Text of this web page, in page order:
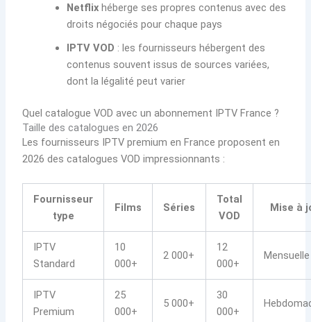
Netflix héberge ses propres contenus avec des
droits négociés pour chaque pays
IPTV VOD : les fournisseurs hébergent des
contenus souvent issus de sources variées,
dont la légalité peut varier
Quel catalogue VOD avec un abonnement IPTV France ?
Taille des catalogues en 2026
Les fournisseurs IPTV premium en France proposent en
2026 des catalogues VOD impressionnants :
Fournisseur
type
Films Séries
Total
VOD
Mise à
IPTV
Standard
10
000+
2 000+
12
000+
Mensuelle
IPTV
Premium
25
000+
5 000+
30
000+